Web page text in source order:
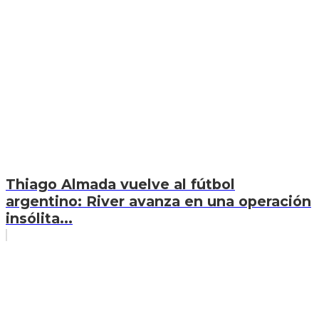
Thiago Almada vuelve al fútbol
argentino: River avanza en una operación
insólita...